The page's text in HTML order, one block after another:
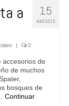
15
MAR 2016
a
| 0
accesorios de
de muchos
bosques de
Continuar